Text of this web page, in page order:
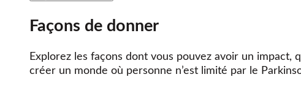
Façons de donner
Explorez les façons dont vous pouvez avoir un impact,
créer un monde où personne n’est limité par le